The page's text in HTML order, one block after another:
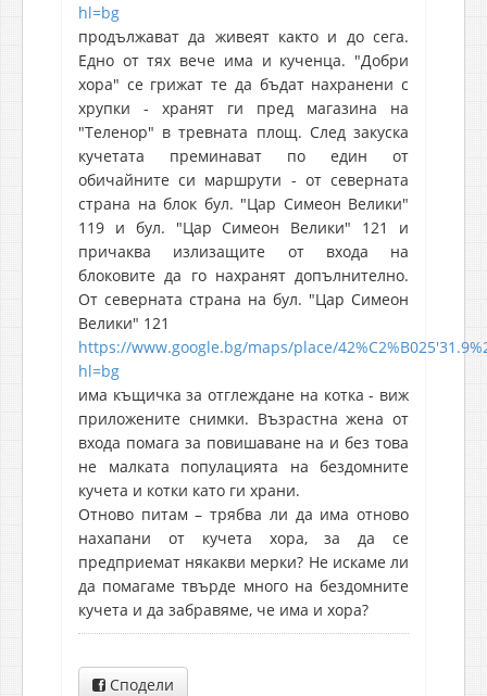
hl=bg
продължават да живеят както и до сега.
Едно от тях вече има и кученца. "Добри
хора" се грижат те да бъдат нахранени с
хрупки - хранят ги пред магазина на
"Теленор" в тревната площ. След закуска
кучетата преминават по един от
обичайните си маршрути - от северната
страна на блок бул. "Цар Симеон Велики"
119 и бул. "Цар Симеон Велики" 121 и
причаква излизащите от входа на
блоковите да го нахранят допълнително.
От северната страна на бул. "Цар Симеон
Велики" 121
https://www.google.bg/maps/place/
hl=bg
има къщичка за отглеждане на котка - виж
приложените снимки. Възрастна жена от
входа помага за повишаване на и без това
не малката популацията на бездомните
кучета и котки като ги храни.
Отново питам – трябва ли да има отново
нахапани от кучета хора, за да се
предприемат някакви мерки? Не искаме ли
да помагаме твърде много на бездомните
кучета и да забравяме, че има и хора?
Сподели